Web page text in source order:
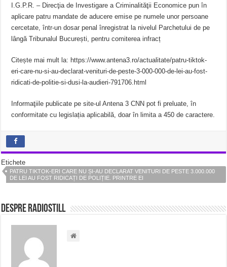
I.G.P.R. – Direcţia de Investigare a Criminalităţii Economice pun în
aplicare patru mandate de aducere emise pe numele unor persoane
cercetate, într-un dosar penal înregistrat la nivelul Parchetului de pe
lângă Tribunalul București, pentru comiterea infracț
Citește mai mult la: https://www.antena3.ro/actualitate/patru-tiktok-
eri-care-nu-si-au-declarat-venituri-de-peste-3-000-000-de-lei-au-fost-
ridicati-de-politie-si-dusi-la-audieri-791706.html
Informaţiile publicate pe site-ul Antena 3 CNN pot fi preluate, în
conformitate cu legislația aplicabilă, doar în limita a 450 de caractere.
Etichete
PATRU TIKTOK-ERI CARE NU ȘI-AU DECLARAT VENITURI DE PESTE 3.000.000
DE LEI AU FOST RIDICAȚI DE POLIȚIE. PRINTRE EI
Despre radiostill